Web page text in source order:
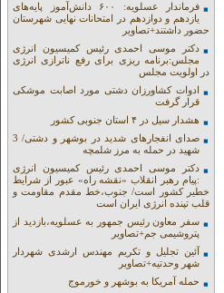
فرماندار عسلویه: ۶۰۰ دانش‌آموز پایه‌های
یازدهم و دوازدهم در امتحانات نهایی شهرستان
حضور داشتند+تصاویر
دکتر موسی احمدی رئیس کمیسیون انرژی
مجلس:برنامه ریزی برای رفع ناترازی انرژی
در اولویت مجلس
ادوات کشاورزان دشتی مورد اصابت موشکی
قرار گرفت
هشدار سیل در ۴ استان جنوبی کشور
صدای انفجارهای شدید در بوشهر و دشتی/ 3
شهید در حمله به مرز شلمچه
دکتر موسی احمدی رئیس کمیسیون انرژی
:پیام رهبر انقلاب «نقشه راه» عبور از شرایط
خطیر کشور است/ جنوب،خط مقدم مقاومت و
قلب تپنده انرژی ایران است
سفر معاون رئیس جمهور به عسلویه،بازدید از
پتروشیمی جم+تصاویر
آئین تجلیل و تکریم مهندس ارشدی شهردار
شهر وحدتیه+تصاویر
حمله آمریکا به بوشهر و خورموج